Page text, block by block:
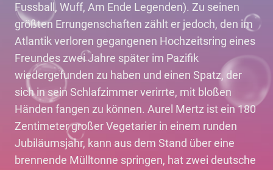
Fussball, Wuff, Am Ende Legenden). Zu seinen
größten Errungenschaften zählt er jedoch, den im
Atlantik verloren gegangenen Hochzeitsring eines
Freundes zwei Jahre später im Pazifik
wiedergefunden zu haben und einen Spatz, der
sich in sein Schlafzimmer verirrte, mit bloßen
Händen fangen zu können. Aurel Mertz ist ein 180
Zentimeter großer Vegetarier in einem runden
Jubiläumsjahr, kann aus dem Stand über eine
brennende Mülltonne springen, hat zwei deutsche